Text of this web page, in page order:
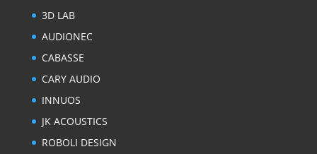
3D LAB
AUDIONEC
CABASSE
CARY AUDIO
INNUOS
JK ACOUSTICS
ROBOLI DESIGN